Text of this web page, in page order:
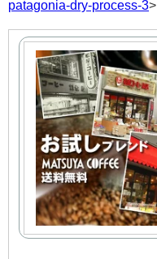
patagonia-dry-process-3>